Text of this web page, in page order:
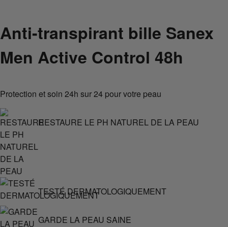
Anti-transpirant bille Sanex
Men Active Control 48h
Protection et soin 24h sur 24 pour votre peau
RESTAURE LE PH NATUREL DE LA PEAU
TESTÉ DERMATOLOGIQUEMENT
GARDE LA PEAU SAINE